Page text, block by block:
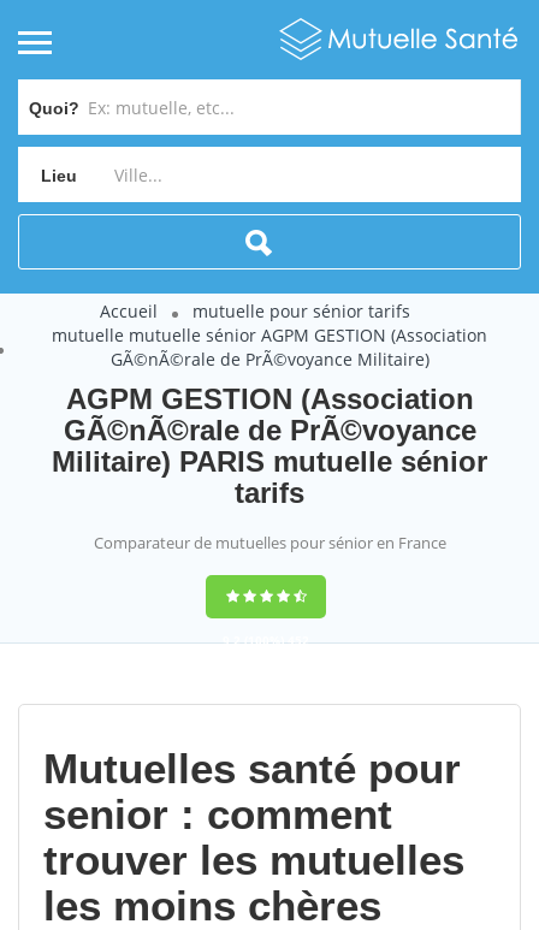
Quoi?
Lieu
Accueil
mutuelle pour sénior tarifs
mutuelle mutuelle sénior AGPM GESTION (Association
GÃ©nÃ©rale de PrÃ©voyance Militaire)
AGPM GESTION (Association
GÃ©nÃ©rale de PrÃ©voyance
Militaire) PARIS mutuelle sénior
tarifs
Comparateur de mutuelles pour sénior en France
9,2(100%)452
Mutuelles santé pour
senior : comment
trouver les mutuelles
les moins chères